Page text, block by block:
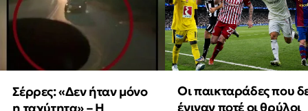
Σέρρες: «Δεν ήταν μόνο
η ταχύτητα» – Η
Οι παικταράδες που
έγιναν ποτέ οι θρύλοι